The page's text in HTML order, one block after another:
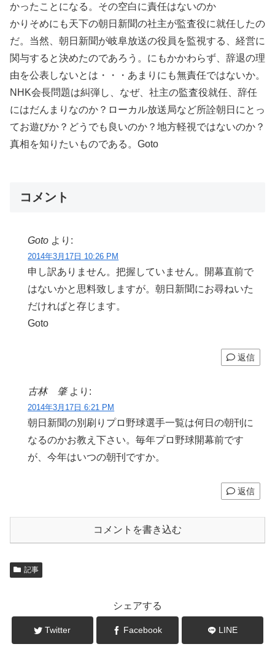
かったことになる。その空白に責任はないのか
かりそめにも天下の朝日新聞の社主が監査役に就任したの
だ。当然、朝日新聞が岐阜放送の役員を監視する、経営に
関与すると決めたのであろう。にもかかわらず、辞退の理
由を公表しないとは・・・あまりにも無責任ではないか。
NHK会長問題は糾弾し、なぜ、社主の監査役就任、辞任
にはだんまりなのか？ローカル放送局など所詮朝日にとっ
てお遊びか？どうでも良いのか？地方軽視ではないのか？
真相を知りたいものである。Goto
コメント
Goto より:
2014年3月17日 10:26 PM
申し訳ありません。把握していません。開幕直前で
はないかと思料致しますが。朝日新聞にお尋ねいた
だければと存じます。
Goto
返信
古林 肇 より:
2014年3月17日 6:21 PM
朝日新聞の別刷りプロ野球選手一覧は何日の朝刊に
なるのかお教え下さい。毎年プロ野球開幕前です
が、今年はいつの朝刊ですか。
返信
コメントを書き込む
記事
シェアする
Twitter Facebook LINE